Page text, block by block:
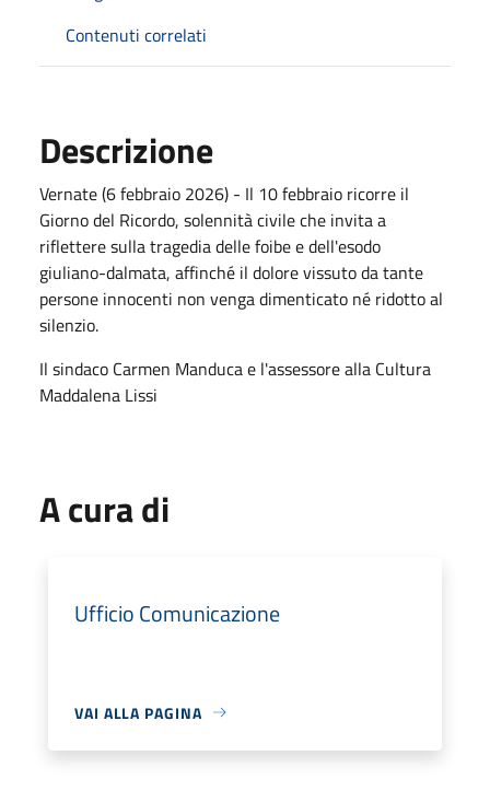
Contenuti correlati
Descrizione
Vernate (6 febbraio 2026) - Il 10 febbraio ricorre il
Giorno del Ricordo, solennità civile che invita a
riflettere sulla tragedia delle foibe e dell'esodo
giuliano-dalmata, affinché il dolore vissuto da tante
persone innocenti non venga dimenticato né ridotto al
silenzio.
Il sindaco Carmen Manduca e l'assessore alla Cultura
Maddalena Lissi
A cura di
Ufficio Comunicazione
VAI ALLA PAGINA